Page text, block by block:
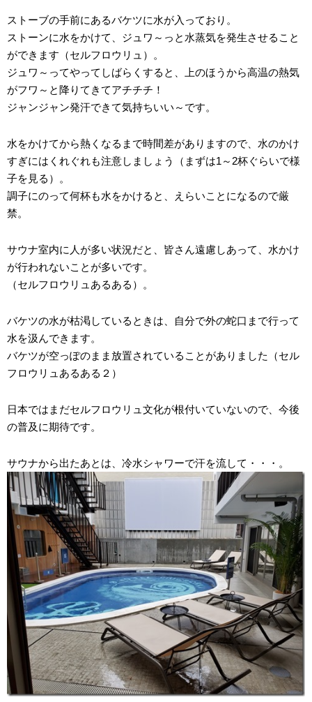
ストーブの手前にあるバケツに水が入っており。
ストーンに水をかけて、ジュワ～っと水蒸気を発生させること
ができます（セルフロウリュ）。
ジュワ～ってやってしばらくすると、上のほうから高温の熱気
がフワ～と降りてきてアチチチ！
ジャンジャン発汗できて気持ちいい～です。
水をかけてから熱くなるまで時間差がありますので、水のかけ
すぎにはくれぐれも注意しましょう（まずは1～2杯ぐらいで様
子を見る）。
調子にのって何杯も水をかけると、えらいことになるので厳
禁。
サウナ室内に人が多い状況だと、皆さん遠慮しあって、水かけ
が行われないことが多いです。
（セルフロウリュあるある）。
バケツの水が枯渇しているときは、自分で外の蛇口まで行って
水を汲んできます。
バケツが空っぽのまま放置されていることがありました（セル
フロウリュあるある２）
日本ではまだセルフロウリュ文化が根付いていないので、今後
の普及に期待です。
サウナから出たあとは、冷水シャワーで汗を流して・・・。